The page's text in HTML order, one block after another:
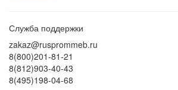
Служба поддержки
zakaz@rusprommeb.ru
8(800)201-81-21
8(812)903-40-43
8(495)198-04-68